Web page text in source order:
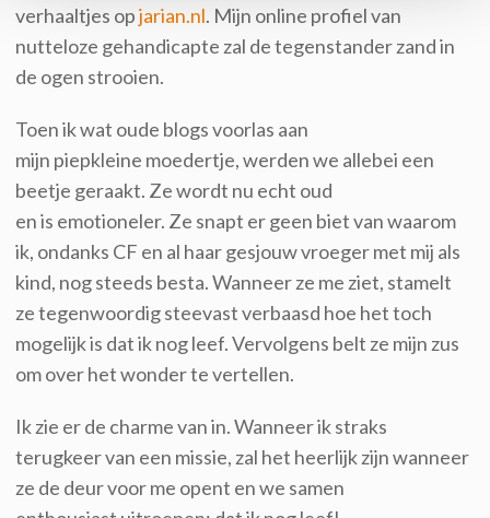
verhaaltjes opjarian.nl. Mijn online profiel van
nutteloze gehandicapte zal de tegenstander zand in
de ogen strooien.
Toen ik wat oude blogs voorlas aan
mijn piepkleine moedertje, werden we allebei een
beetje geraakt. Ze wordt nu echt oud
en is emotioneler. Ze snapt er geen biet van waarom
ik, ondanks CF en al haar gesjouw vroeger met mij als
kind, nog steeds besta. Wanneer ze me ziet, stamelt
ze tegenwoordig steevast verbaasd hoe het toch
mogelijk is dat ik nog leef. Vervolgens belt ze mijn zus
om over het wonder te vertellen.
Ik zie er de charme van in. Wanneer ik straks
terugkeer van een missie, zal het heerlijk zijn wanneer
ze de deur voor me opent en we samen